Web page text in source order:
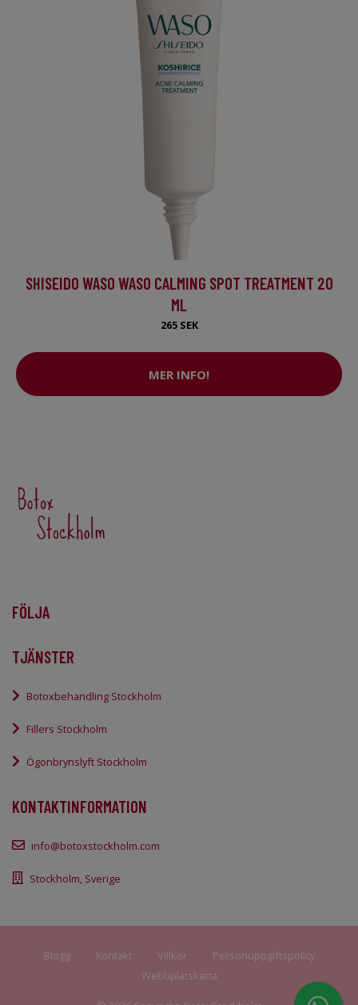
SHISEIDO WASO WASO CALMING SPOT TREATMENT 20
ML
265 SEK
MER INFO!
FÖLJA
TJÄNSTER
Botoxbehandling Stockholm
Fillers Stockholm
Ögonbrynslyft Stockholm
KONTAKTINFORMATION
info@botoxstockholm.com
Stockholm, Sverige
Blogg Kontakt Villkor
Personuppgiftspolicy
Webbplatskarta